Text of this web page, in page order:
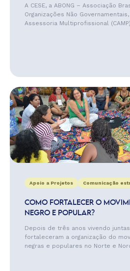
A CESE, a ABONG – Associação
Organizações Não
Assessoria Multiprofissional
Apoio a Projetos Comunicação
COMO FORTALECER O
NEGRO E POPULAR?
Depois de três anos vivendo
fortaleceram a organização do
negras e populares no Norte e